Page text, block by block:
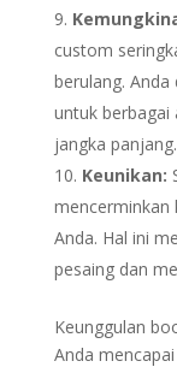
custom
berulang.
untuk berbagai
jangka panjang.
Keunikan:
mencerminkan
Anda. Hal ini
pesaing dan
Keunggulan
Anda